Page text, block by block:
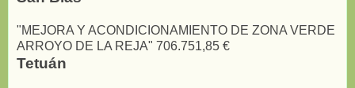
"MEJORA Y ACONDICIONAMIENTO DE ZONA VERDE
ARROYO DE LA REJA" 706.751,85 €
Tetuán